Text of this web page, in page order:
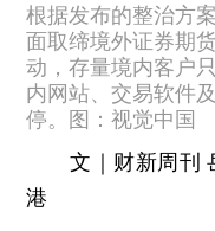
根据发布的整治方
面取缔境外证券期
动，存量境内客户
内网站、交易软件
停。图：视觉中国
文｜财新周刊
港